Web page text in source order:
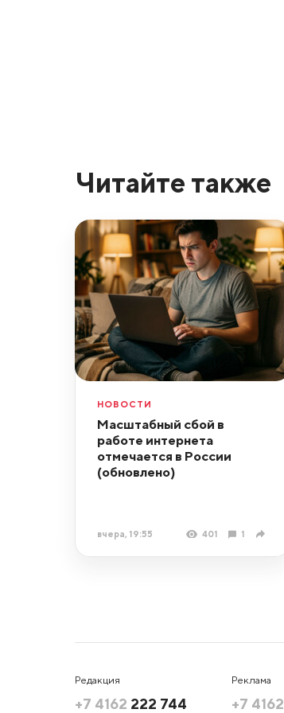
Читайте также
НОВОСТИ
Масштабный сбой в
работе интернета
отмечается в России
(обновлено)
вчера, 19:55 401 1
Редакция
+7 4162 222 744
Реклама
+7 4162